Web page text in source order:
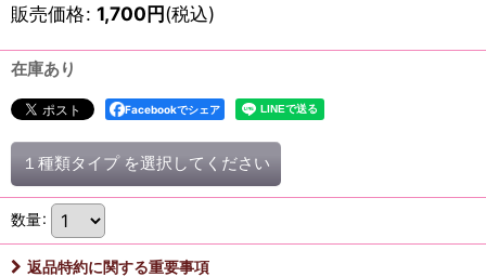
販売価格: 1,700円(税込)
在庫あり
Facebookでシェア
１種類タイプ を選択してください
数量:
返品特約に関する重要事項